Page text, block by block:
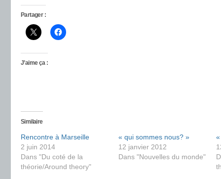
Partager :
J’aime ça :
Similaire
Rencontre à Marseille
2 juin 2014
Dans "Du coté de la
théorie/Around theory"
« qui sommes nous? »
12 janvier 2012
Dans "Nouvelles du monde"